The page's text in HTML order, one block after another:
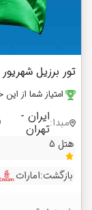
تور برزیل شهریور 1405
امتیاز شما از این
مبدا:ایران -
تهران
هتل 5
بازگشت:امارات